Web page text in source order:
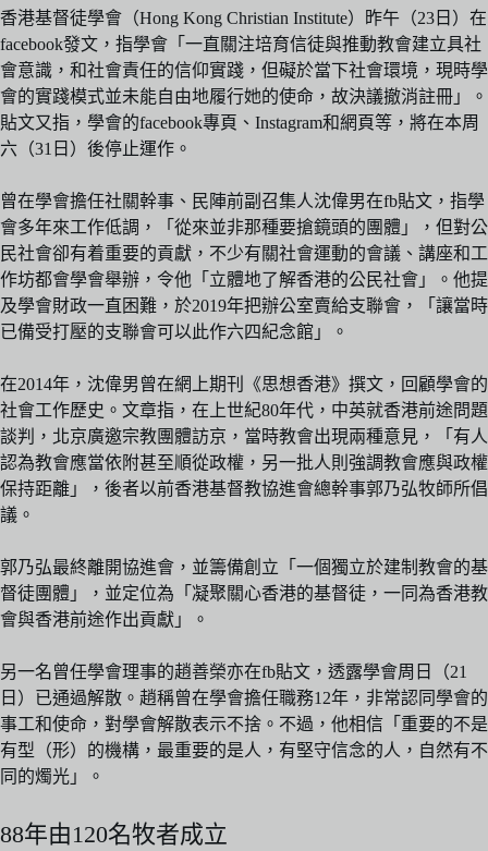
香港基督徒學會（Hong Kong Christian Institute）昨午（23日）在
facebook發文，指學會「一直關注培育信徒與推動教會建立具社
會意識，和社會責任的信仰實踐，但礙於當下社會環境，現時學
會的實踐模式並未能自由地履行她的使命，故決議撤消註冊」。
貼文又指，學會的facebook專頁、Instagram和網頁等，將在本周
六（31日）後停止運作。
曾在學會擔任社關幹事、民陣前副召集人沈偉男在fb貼文，指學
會多年來工作低調，「從來並非那種要搶鏡頭的團體」，但對公
民社會卻有着重要的貢獻，不少有關社會運動的會議、講座和工
作坊都會學會舉辦，令他「立體地了解香港的公民社會」。他提
及學會財政一直困難，於2019年把辦公室賣給支聯會，「讓當時
已備受打壓的支聯會可以此作六四紀念館」。
在2014年，沈偉男曾在網上期刊《思想香港》撰文，回顧學會的
社會工作歷史。文章指，在上世紀80年代，中英就香港前途問題
談判，北京廣邀宗教團體訪京，當時教會出現兩種意見，「有人
認為教會應當依附甚至順從政權，另一批人則強調教會應與政權
保持距離」，後者以前香港基督教協進會總幹事郭乃弘牧師所倡
議。
郭乃弘最終離開協進會，並籌備創立「一個獨立於建制教會的基
督徒團體」，並定位為「凝聚關心香港的基督徒，一同為香港教
會與香港前途作出貢獻」。
另一名曾任學會理事的趙善榮亦在fb貼文，透露學會周日（21
日）已通過解散。趙稱曾在學會擔任職務12年，非常認同學會的
事工和使命，對學會解散表示不捨。不過，他相信「重要的不是
有型（形）的機構，最重要的是人，有堅守信念的人，自然有不
同的燭光」。
88年由120名牧者成立